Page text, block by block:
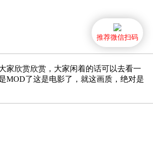
推荐微信扫码
家欣赏欣赏，大家闲着的话可以去看一
MOD了这是电影了，就这画质，绝对是